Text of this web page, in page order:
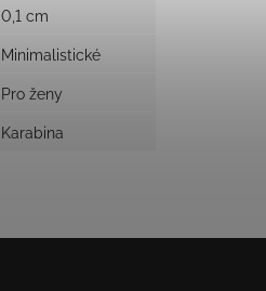
0,1 cm
Minimalistické
Pro ženy
Karabina